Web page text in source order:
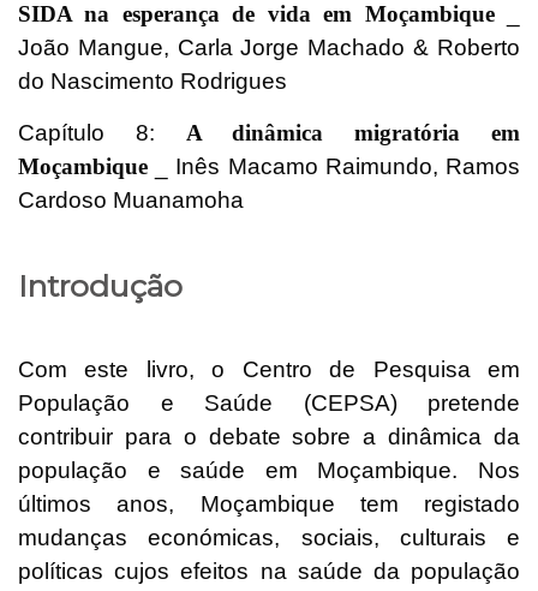
SIDA na esperança de vida em Moçambique_
João Mangue, Carla Jorge Machado & Roberto
do Nascimento Rodrigues
Capítulo 8: A dinâmica migratória em
Moçambique
_ Inês Macamo Raimundo, Ramos
Cardoso Muanamoha
Introdução
Com este livro, o Centro de Pesquisa em
População e Saúde (CEPSA) pretende
contribuir para o debate sobre a dinâmica da
população e saúde em Moçambique. Nos
últimos anos, Moçambique tem registado
mudanças económicas, sociais, culturais e
políticas cujos efeitos na saúde da população